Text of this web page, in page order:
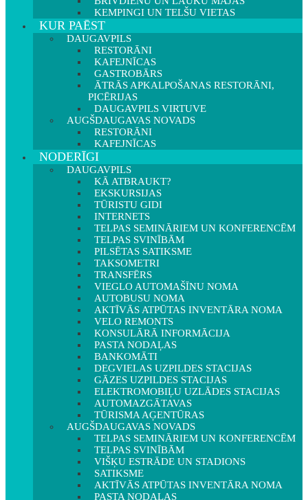
KEMPINGI UN TELŠU VIETAS
KUR PAĒST
DAUGAVPILS
RESTORĀNI
KAFEJNĪCAS
GASTROBĀRS
ĀTRĀS APKALPOŠANAS RESTORĀNI,
PICĒRIJAS
DAUGAVPILS VIRTUVE
AUGŠDAUGAVAS NOVADS
RESTORĀNI
KAFEJNĪCAS
NODERĪGI
DAUGAVPILS
KĀ ATBRAUKT?
EKSKURSIJAS
TŪRISTU GIDI
INTERNETS
TELPAS SEMINĀRIEM UN KONFERENCĒM
TELPAS SVINĪBĀM
PILSĒTAS SATIKSME
TAKSOMETRI
TRANSFĒRS
VIEGLO AUTOMAŠĪNU NOMA
AUTOBUSU NOMA
AKTĪVĀS ATPŪTAS INVENTĀRA NOMA
VELO REMONTS
KONSULĀRĀ INFORMĀCIJA
PASTA NODAĻAS
BANKOMĀTI
DEGVIELAS UZPILDES STACIJAS
GĀZES UZPILDES STACIJAS
ELEKTROMOBIĻU UZLĀDES STACIJAS
AUTOMAZGĀTAVAS
TŪRISMA AĢENTŪRAS
AUGŠDAUGAVAS NOVADS
TELPAS SEMINĀRIEM UN KONFERENCĒM
TELPAS SVINĪBĀM
VIŠĶU ESTRĀDE UN STADIONS
SATIKSME
AKTĪVĀS ATPŪTAS INVENTĀRA NOMA
PASTA NODAĻAS